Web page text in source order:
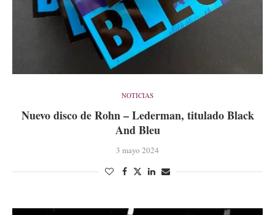
NOTICIAS
Nuevo disco de Rohn – Lederman, titulado Black
And Bleu
3 mayo 2024